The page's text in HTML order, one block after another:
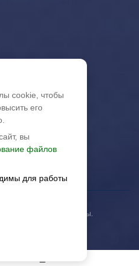
Все права защищены.
cookie, чтобы
его
вы
файлов
для работы